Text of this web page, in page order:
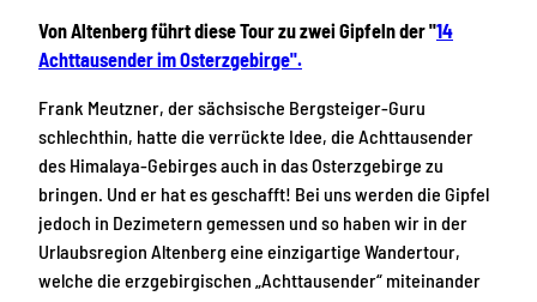
Von Altenberg führt diese Tour zu zwei Gipfeln der "14
Achttausender im Osterzgebirge".
Frank Meutzner, der sächsische Bergsteiger-Guru
schlechthin, hatte die verrückte Idee, die Achttausender
des Himalaya-Gebirges auch in das Osterzgebirge zu
bringen. Und er hat es geschafft! Bei uns werden die Gipfel
jedoch in Dezimetern gemessen und so haben wir in der
Urlaubsregion Altenberg eine einzigartige Wandertour,
welche die erzgebirgischen „Achttausender“ miteinander